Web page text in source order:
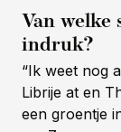
Van
indruk?
“Ik weet nog
Librije at en
een groentje